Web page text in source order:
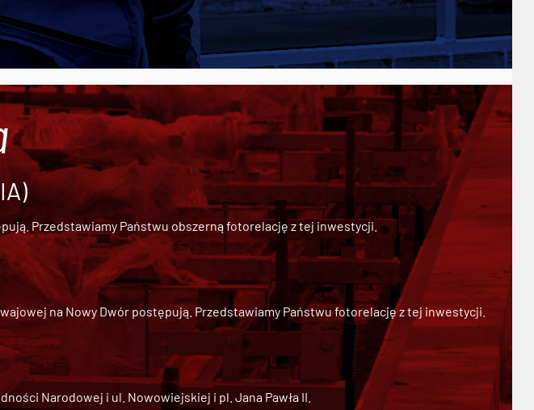
Przedstawiamy Państwu obszerną fotorelację z tej inwestycji.
na Nowy Dwórpostępują. Przedstawiamy Państwu fotorelację z tej inwestycji.
Narodowej i ul. Nowowiejskiej i pl. Jana Pawła II.